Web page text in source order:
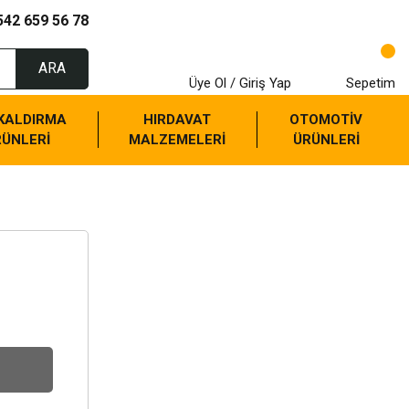
659 56 78
ARA
Üye Ol / Giriş Yap Sepetim
HIRDAVAT
MALZEMELERİ
OTOMOTİV
ÜRÜNLERİ